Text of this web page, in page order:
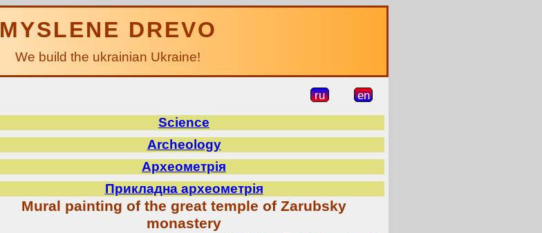
MYSLENE DREVO
We build the ukrainian Ukraine!
ru en
Science
Archeology
Археометрія
Прикладна археометрія
Mural painting of the great temple of Zarubsky
monastery